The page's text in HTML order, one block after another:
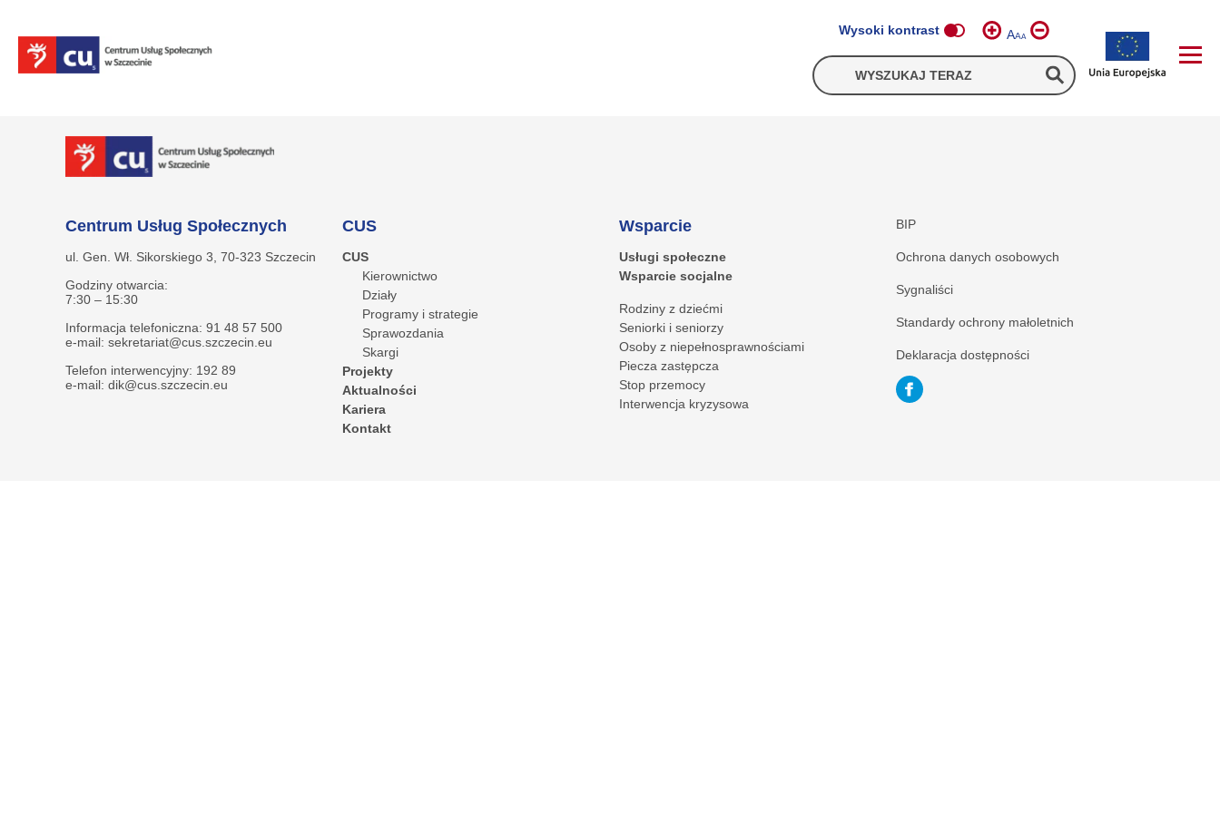
Wysoki kontrast AAA
Centrum Usług Społecznych
ul. Gen. Wł. Sikorskiego 3, 70-323 Szczecin
Godziny otwarcia:
7:30 – 15:30
Informacja telefoniczna: 91 48 57 500
e-mail: sekretariat@cus.szczecin.eu
Telefon interwencyjny: 192 89
e-mail: dik@cus.szczecin.eu
CUS
CUS
Kierownictwo
Działy
Programy i strategie
Sprawozdania
Skargi
Projekty
Aktualności
Kariera
Kontakt
Wsparcie
Usługi społeczne
Wsparcie socjalne
Rodziny z dziećmi
Seniorki i seniorzy
Osoby z niepełnosprawnościami
Piecza zastępcza
Stop przemocy
Interwencja kryzysowa
BIP
Ochrona danych osobowych
Sygnaliści
Standardy ochrony małoletnich
Deklaracja dostępności